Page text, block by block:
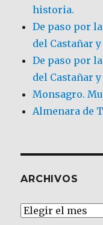
historia.
De paso por
del Castañar
De paso por
del Castañar
Monsagro.
Almenara de
ARCHIVOS
Archivos